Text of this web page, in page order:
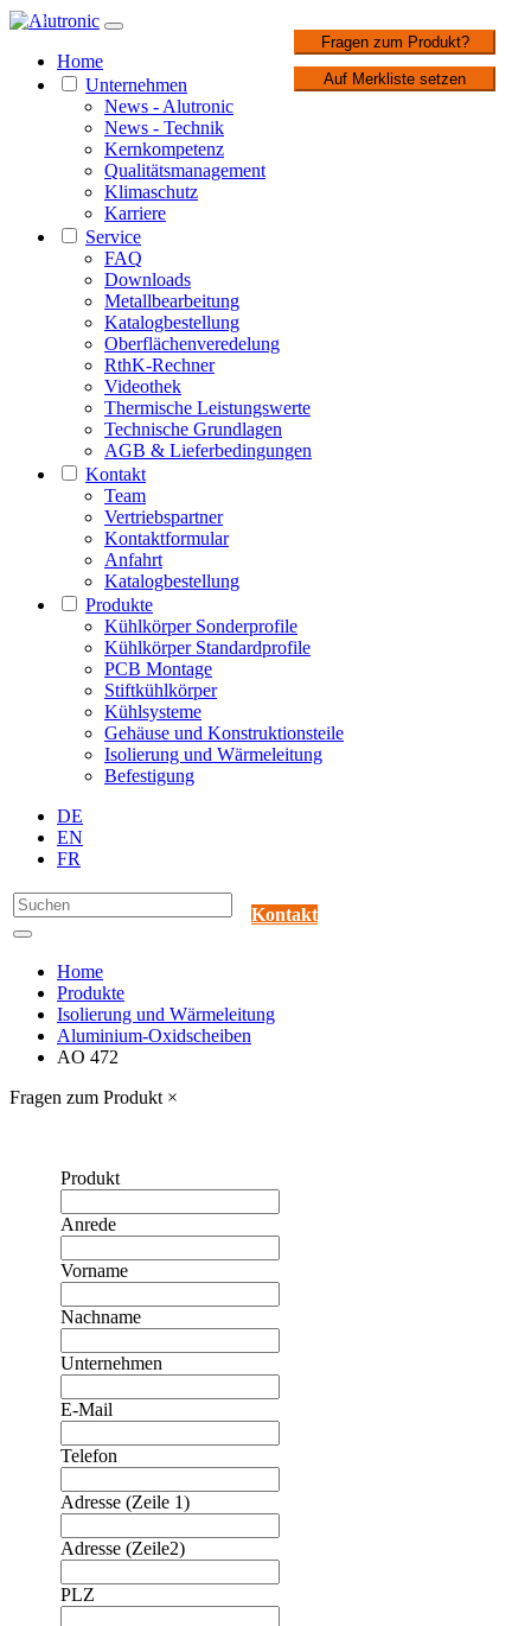
Home
Unternehmen
News - Alutronic
News - Technik
Kernkompetenz
Qualitätsmanagement
Klimaschutz
Karriere
Service
FAQ
Downloads
Metallbearbeitung
Katalogbestellung
Oberflächenveredelung
RthK-Rechner
Videothek
Thermische Leistungswerte
Technische Grundlagen
AGB & Lieferbedingungen
Kontakt
Team
Vertriebspartner
Kontaktformular
Anfahrt
Katalogbestellung
Produkte
Kühlkörper Sonderprofile
Kühlkörper Standardprofile
PCB Montage
Stiftkühlkörper
Kühlsysteme
Gehäuse und Konstruktionsteile
Isolierung und Wärmeleitung
Befestigung
DE
EN
FR
Kontakt
Home
Produkte
Isolierung und Wärmeleitung
Aluminium-Oxidscheiben
AO 472
Fragen zum Produkt ×
Produkt
Anrede
Vorname
Nachname
Unternehmen
E-Mail
Telefon
Adresse (Zeile 1)
Adresse (Zeile2)
PLZ
Fragen zum Produkt?
Auf Merkliste setzen
1 / 2